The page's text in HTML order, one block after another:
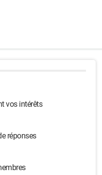
vos intérêts
réponses